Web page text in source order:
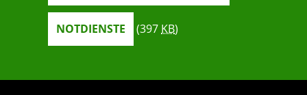
NOTDIENSTE (397KB)